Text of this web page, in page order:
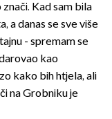
Kad sam bila
a danas se sve više
- spremam se
kao
kako bih htjela, ali
na Grobniku je